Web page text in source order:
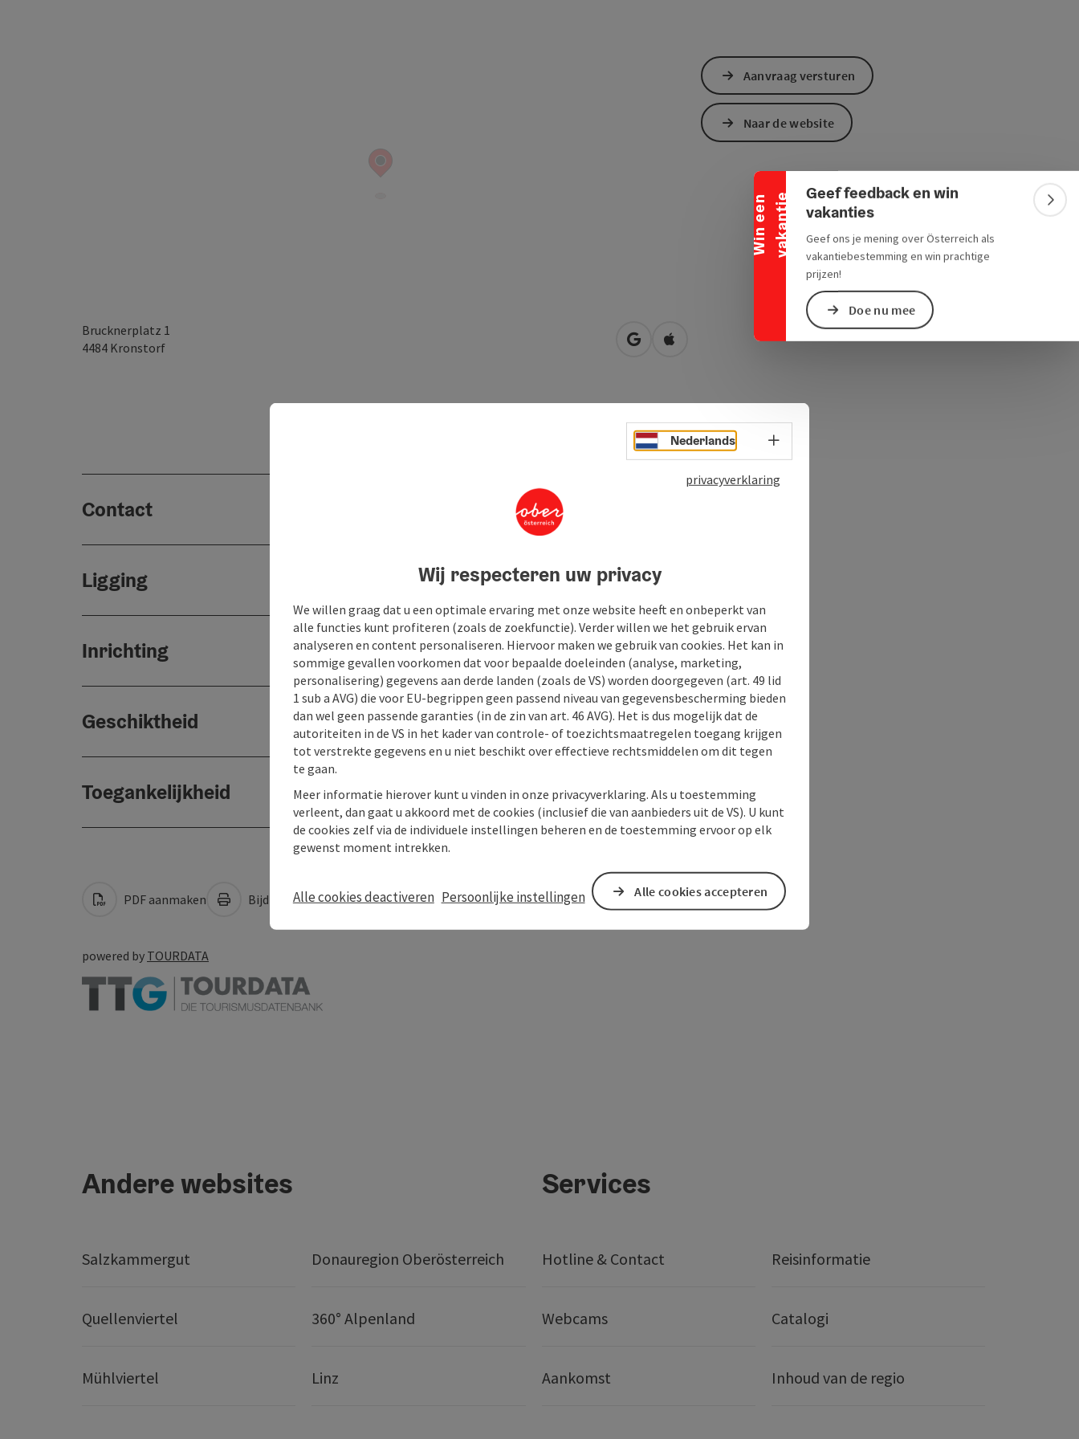
W
i
n
e
e
n
v
a
k
a
n
t
ie
Banner inklappen
Geef feedback en win
vakanties
Geef ons je mening over Österreich als
vakantiebestemming en win prachtige
prijzen!
Doe nu mee
Brucknerplatz 1
4484 Kronstorf Openen in Google Maps
Openen in Apple Maps
Contact
Ligging
Inrichting
Geschiktheid
Toegankelijkheid
Aanvraag versturen
Naar de website
PDF aanmaken Bijdrage printen In de buurt
powered by TOURDATA
Andere websites
Salzkammergut Donauregion Oberösterreich
Quellenviertel 360° Alpenland
Mühlviertel Linz
Services
Hotline & Contact Reisinformatie
Webcams Catalogi
Aankomst Inhoud van de regio
Nederlands Taalkeuze - menu openen
privacyverklaring
Wij respecteren uw privacy
We willen graag dat u een optimale ervaring met onze website heeft en onbeperkt van
alle functies kunt profiteren (zoals de zoekfunctie). Verder willen we het gebruik ervan
analyseren en content personaliseren. Hiervoor maken we gebruik van cookies. Het kan in
sommige gevallen voorkomen dat voor bepaalde doeleinden (analyse, marketing,
personalisering) gegevens aan derde landen (zoals de VS) worden doorgegeven (art. 49 lid
1 sub a AVG) die voor EU-begrippen geen passend niveau van gegevensbescherming bieden
dan wel geen passende garanties (in de zin van art. 46 AVG). Het is dus mogelijk dat de
autoriteiten in de VS in het kader van controle- of toezichtsmaatregelen toegang krijgen
tot verstrekte gegevens en u niet beschikt over effectieve rechtsmiddelen om dit tegen
te gaan.
Meer informatie hierover kunt u vinden in onze privacyverklaring. Als u toestemming
verleent, dan gaat u akkoord met de cookies (inclusief die van aanbieders uit de VS). U kunt
de cookies zelf via de individuele instellingen beheren en de toestemming ervoor op elk
gewenst moment intrekken.
Alle cookies deactiveren Persoonlijke instellingen Alle cookies accepteren